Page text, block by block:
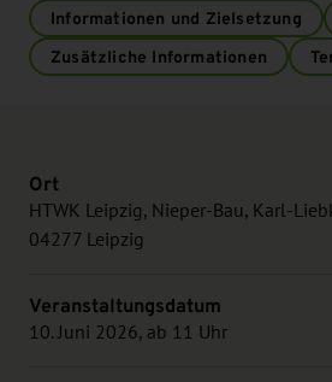
Informationen und Zielsetzung
Zusätzliche Informationen
Ort
HTWK Leipzig, Nieper-Bau, Karl-
04277 Leipzig
Veranstaltungsdatum
10. Juni 2026, ab 11 Uhr